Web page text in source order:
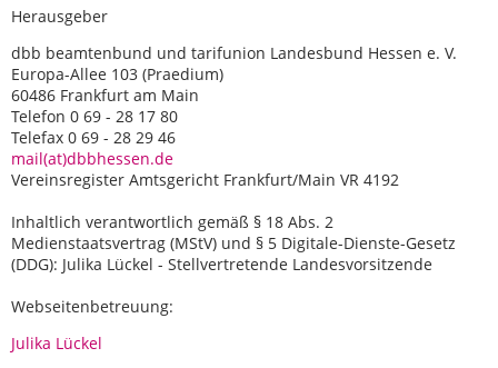
Herausgeber
dbb beamtenbund und tarifunion Landesbund Hessen e. V.
Europa-Allee 103 (Praedium)
60486 Frankfurt am Main
Telefon 0 69 - 28 17 80
Telefax 0 69 - 28 29 46
mail(at)dbbhessen.de
Vereinsregister Amtsgericht Frankfurt/Main VR 4192
Inhaltlich verantwortlich gemäß § 18 Abs. 2
Medienstaatsvertrag (MStV) und § 5 Digitale-Dienste-Gesetz
(DDG): Julika Lückel - Stellvertretende Landesvorsitzende
Webseitenbetreuung:
Julika Lückel